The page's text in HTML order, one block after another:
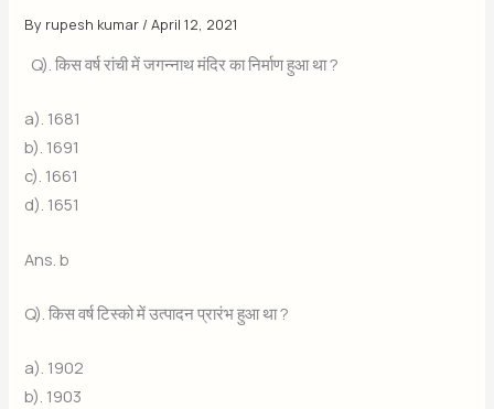
By rupesh kumar /April 12, 2021
Q). किस वर्ष रांची में जगन्नाथ मंदिर का निर्माण हुआ था ?
a). 1681
b). 1691
c). 1661
d). 1651
Ans. b
Q). किस वर्ष टिस्को में उत्पादन प्रारंभ हुआ था ?
a). 1902
b). 1903